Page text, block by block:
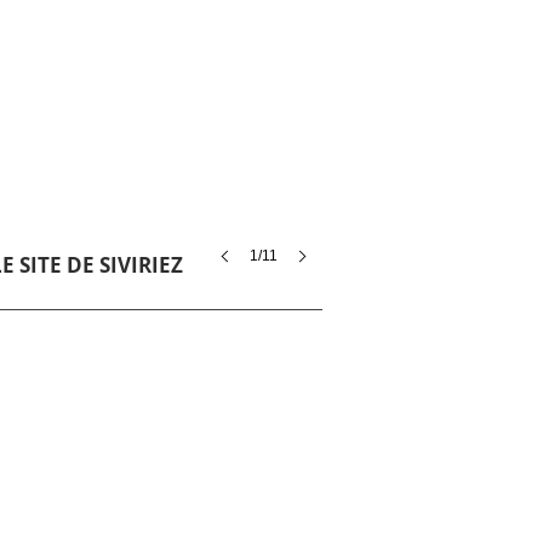
1/11
SITE DE SIVIRIEZ